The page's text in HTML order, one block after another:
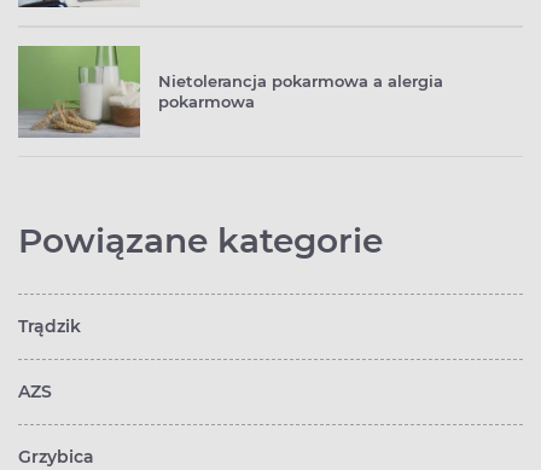
Nietolerancja pokarmowa a alergia
pokarmowa
Powiązane kategorie
Trądzik
AZS
Grzybica